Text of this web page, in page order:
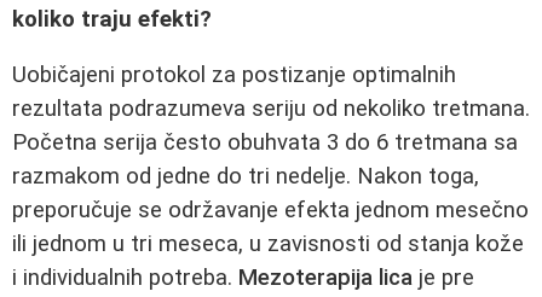
koliko traju efekti?
Uobičajeni protokol za postizanje optimalnih
rezultata podrazumeva seriju od nekoliko tretmana.
Početna serija često obuhvata 3 do 6 tretmana sa
razmakom od jedne do tri nedelje. Nakon toga,
preporučuje se održavanje efekta jednom mesečno
ili jednom u tri meseca, u zavisnosti od stanja kože
i individualnih potreba. Mezoterapija lica je pre